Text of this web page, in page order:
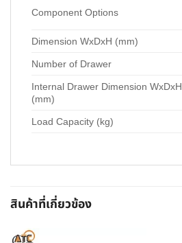
Component Options
Dimension WxDxH (mm)
Number of Drawer
Internal Drawer Dimension WxDxH
(mm)
Load Capacity (kg)
สินค้าที่เกี่ยวข้อง